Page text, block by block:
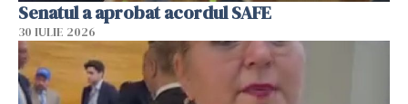
Senatul a aprobat acordul SAFE
30 IULIE 2026